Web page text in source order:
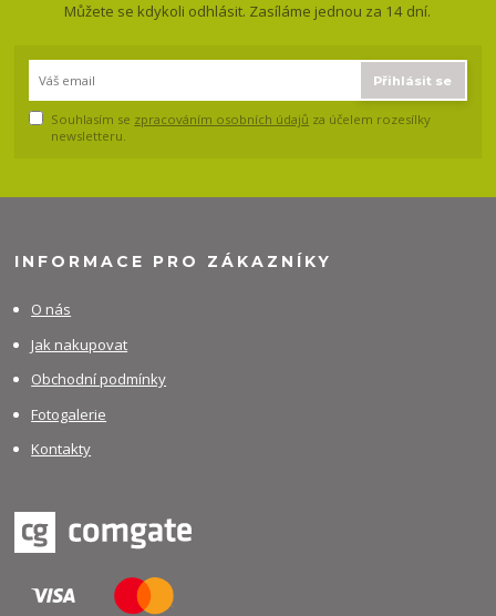
Můžete se kdykoli odhlásit. Zasíláme jednou za 14 dní.
Přihlásit se
Souhlasím se zpracováním osobních údajů za účelem rozesílky
newsletteru.
INFORMACE PRO ZÁKAZNÍKY
O nás
Jak nakupovat
Obchodní podmínky
Fotogalerie
Kontakty